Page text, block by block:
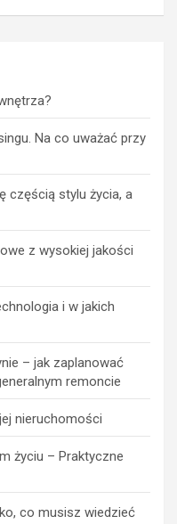
Na co uważać przy
częścią stylu życia, a
z wysokiej jakości
i w jakich
– jak zaplanować
remoncie
nieruchomości
życiu – Praktyczne
co musisz wiedzieć